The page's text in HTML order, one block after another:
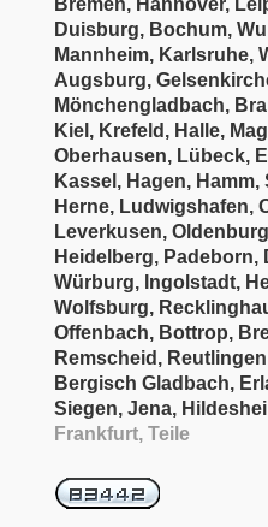
Bremen, Hannover,
Duisburg, Bochum,
Mannheim, Karlsruhe,
Augsburg,
Mönchengladbach,
Kiel, Krefeld, Halle,
Oberhausen, Lübeck,
Kassel, Hagen,
Herne, Ludwigshafen,
Leverkusen,
Heidelberg,
Würburg, Ingolstadt,
Wolfsburg,
Offenbach, Bottrop,
Remscheid,
Bergisch Gladbach,
Siegen, Jena,
Frankfurt, Teile